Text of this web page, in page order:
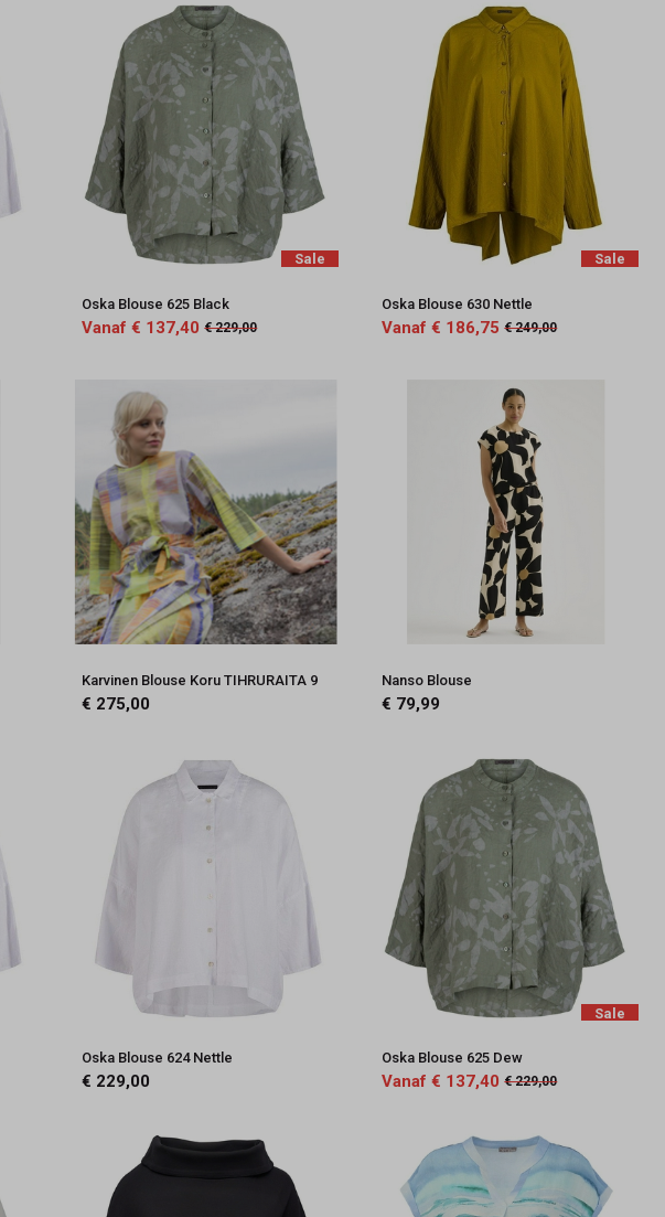
Sale
Oska Blouse 625 Black
Vanaf € 137,40 € 229,00
Sale
Oska Blouse 630 Nettle
Vanaf € 186,75 € 249,00
Karvinen Blouse Koru TIHRURAITA 9
€ 275,00
Nanso Blouse
€ 79,99
Oska Blouse 624 Nettle
€ 229,00
Sale
Oska Blouse 625 Dew
Vanaf € 137,40 € 229,00